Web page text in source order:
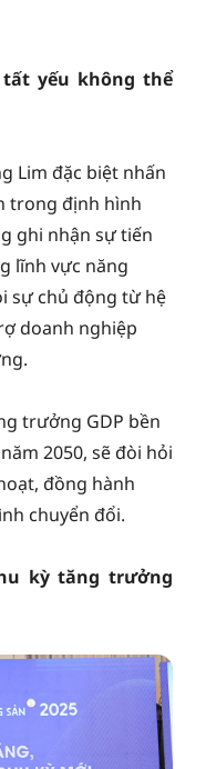
yếu không thể
Lim đặc biệt nhấn
trong định hình
ghi nhận sự tiến
lĩnh vực năng
sự chủ động từ hệ
doanh nghiệp
trưởng GDP bền
2050, sẽ đòi hỏi
đồng hành
chuyển đổi.
kỳ tăng trưởng